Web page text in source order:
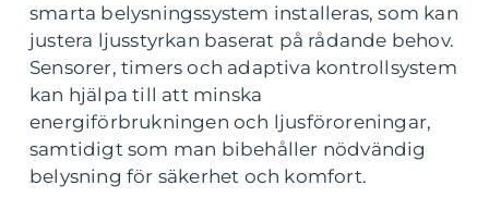
smarta belysningssystem installeras, som kan
justera ljusstyrkan baserat på rådande behov.
Sensorer, timers och adaptiva kontrollsystem
kan hjälpa till att minska
energiförbrukningen och ljusföroreningar,
samtidigt som man bibehåller nödvändig
belysning för säkerhet och komfort.